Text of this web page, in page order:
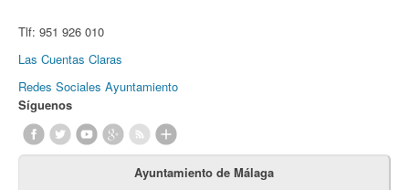
Tlf: 951 926 010
Las Cuentas Claras
Redes Sociales Ayuntamiento
Síguenos
Ayuntamiento de Málaga